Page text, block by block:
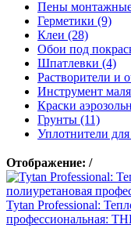
Пены
Герметики (9)
Клеи (28)
Обои под
Шпатлевки (4)
Растворители и
Инструмент
Краски
Грунты (11)
Уплотнители
Отображение: /
Tytan Professional:
профессиональная: